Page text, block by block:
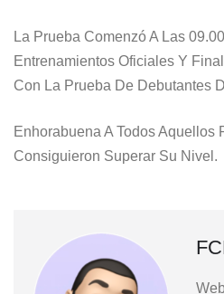
La Prueba Comenzó A Las
Entrenamientos Oficiales Y
Con La Prueba De Debutantes
Enhorabuena A Todos Aquellos
Consiguieron Superar Su Nivel.